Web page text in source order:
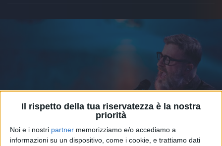
Il rispetto della tua riservatezza è la nostra
priorità
Noi e i nostri partner memorizziamo e/o accediamo a
informazioni su un dispositivo, come i cookie, e trattiamo dati